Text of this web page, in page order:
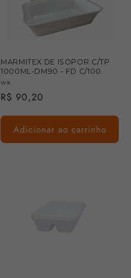
MARMITEX DE ISOPOR C/TP
1000ML-DM90 - FD C/100
Fornecedor:
WR
Preço
R$ 90,20
Adicionar ao carrinho